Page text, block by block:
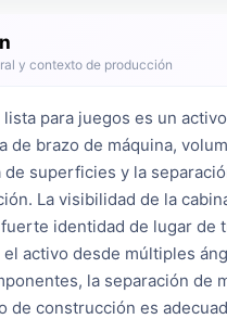
y contexto de producción
lista para juegos es un
de brazo de máquina,
superficies y la
La visibilidad de la
identidad de lugar de
activo desde múltiples
la separación de
de construcción es